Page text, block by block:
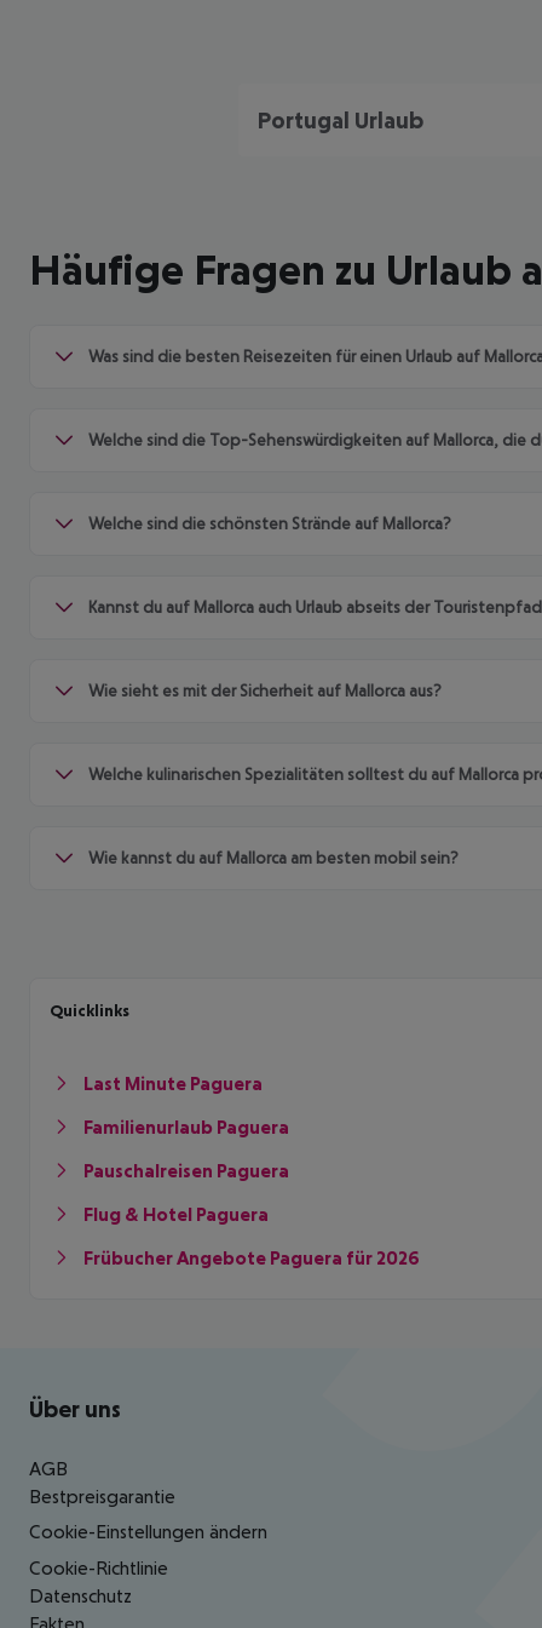
Portugal Urlaub
Häufige Fragen zu Urlaub
Was sind die besten Reisezeiten für einen Urlaub auf
Welche sind die Top-Sehenswürdigkeiten auf Mallorca, die
Welche sind die schönsten Strände auf Mallorca?
Kannst du auf Mallorca auch Urlaub abseits der
Wie sieht es mit der Sicherheit auf Mallorca aus?
Welche kulinarischen Spezialitäten solltest du auf Mallorca
Wie kannst du auf Mallorca am besten mobil sein?
Quicklinks
Last Minute Paguera
Familienurlaub Paguera
Pauschalreisen Paguera
Flug & Hotel Paguera
Frübucher Angebote Paguera für 2026
Footer navigation
Über uns
AGB
Bestpreisgarantie
Cookie-Einstellungen ändern
Cookie-Richtlinie
Datenschutz
Fakten